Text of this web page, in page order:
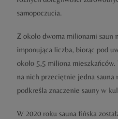
samopoczucia.
Z około dwoma milionami saun
imponująca liczba, biorąc pod
około 5,5 miliona mieszkańców.
na nich przeciętnie jedna sauna
podkreśla znaczenie sauny w
W 2020 roku sauna fińska